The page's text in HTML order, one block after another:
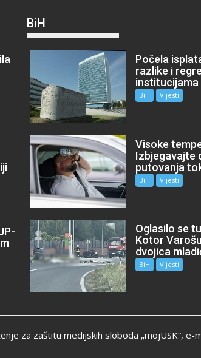
BiH
Počela
razlike i
institucijama
BiH Vijesti
Visoke
Izbjegavajte
putovanja
BiH Vijesti
Oglasilo se
Kotor
dvojica
BiH Vijesti
za zaštitu medijskih sloboda „mojUSK“, e-